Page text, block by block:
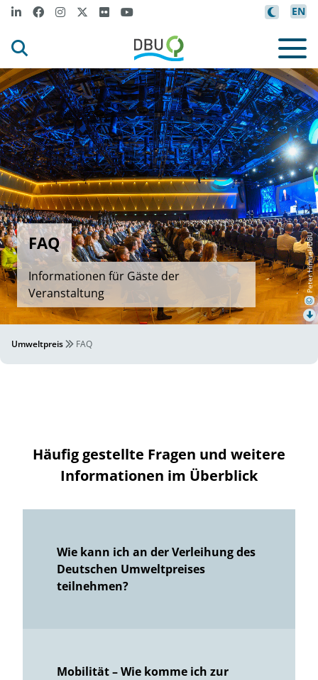
EN
©
Peter Himsel/DBU
FAQ
Informationen für Gäste der
Veranstaltung
Umweltpreis FAQ
Häufig gestellte Fragen und weitere
Informationen im Überblick
Wie kann ich an der Verleihung des
Deutschen Umweltpreises
teilnehmen?
Mobilität – Wie komme ich zur